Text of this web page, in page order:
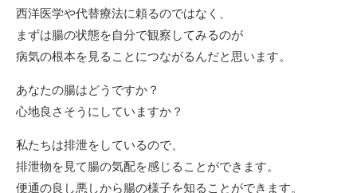
西洋医学や代替療法に頼るのではなく、
まずは腸の状態を自分で観察してみるのが
病気の根本を見ることにつながるんだと思います。
あなたの腸はどうですか？
心地良さそうにしていますか？
私たちは排泄をしているので、
排泄物を見て腸の気配を感じることができます。
便通の良し悪しから腸の様子を知ることができます。